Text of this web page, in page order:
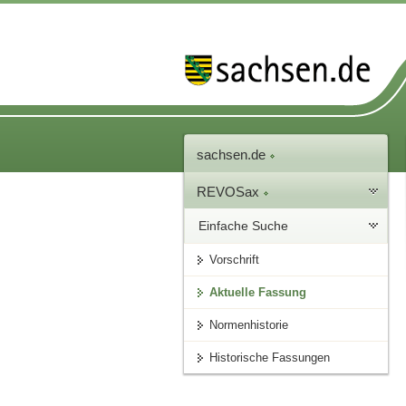
sachsen.de
REVOSax
Einfache Suche
Vorschrift
Aktuelle Fassung
Normenhistorie
Historische Fassungen